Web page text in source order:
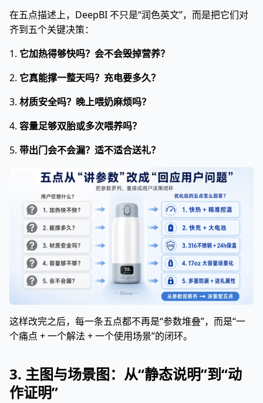
在五点描述上，DeepBI 不只是“润色英文”，而是把它们对
齐到五个关键决策：
1. 它加热得够快吗？会不会毁掉营养？
2. 它真能撑一整天吗？充电要多久？
3. 材质安全吗？晚上喂奶麻烦吗？
4. 容量足够双胎或多次喂养吗？
5. 带出门会不会漏？适不适合送礼？
这样改完之后，每一条五点都不再是“参数堆叠”，而是“一
个痛点 + 一个解法 + 一个使用场景”的闭环。
3. 主图与场景图：从“静态说明”到“动
作证明”